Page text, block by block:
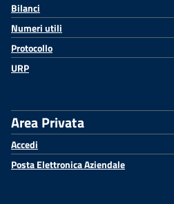
Bilanci
Numeri utili
Protocollo
URP
Area Privata
Accedi
Posta Elettronica Aziendale